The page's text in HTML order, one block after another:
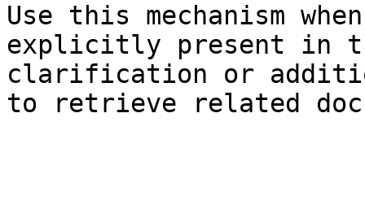
Use this mechanism
explicitly present in
clarification or